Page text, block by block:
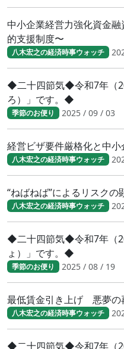
中小企業経営力強化資金
的支援制度〜
八木宏之の経済時事ウォッチ
◆二十四節気◆令和7年（
ろ）」です。◆
季節のお便り 2025 / 09 / 03
経営ビザ要件厳格化と中
八木宏之の経済時事ウォッチ
“ねばねば”によるリスクの
八木宏之の経済時事ウォッチ
◆二十四節気◆令和7年（
ょ）」です。◆
季節のお便り 2025 / 08 / 19
最低賃金引き上げ 悪夢の
八木宏之の経済時事ウォッチ
◆二十四節気◆令和7年（